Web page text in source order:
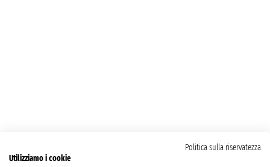
Politica sulla riservatezza
Utilizziamo i cookie